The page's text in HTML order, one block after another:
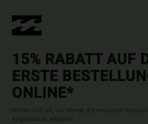
15% RABATT AUF
ERSTE
ONLINE*
Melde dich an, um immer die neuesten News
Angebote zu erhalten.